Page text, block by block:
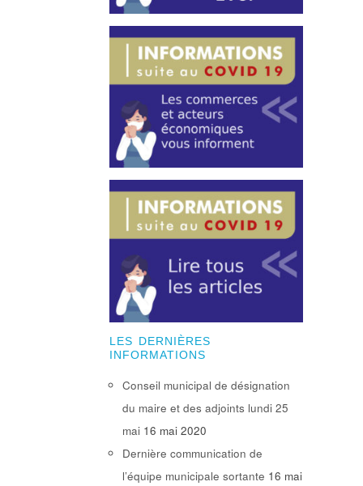
LES DERNIÈRES
INFORMATIONS
Conseil municipal de désignation
du maire et des adjoints lundi 25
mai 16 mai 2020
Dernière communication de
l’équipe municipale sortante 16 mai